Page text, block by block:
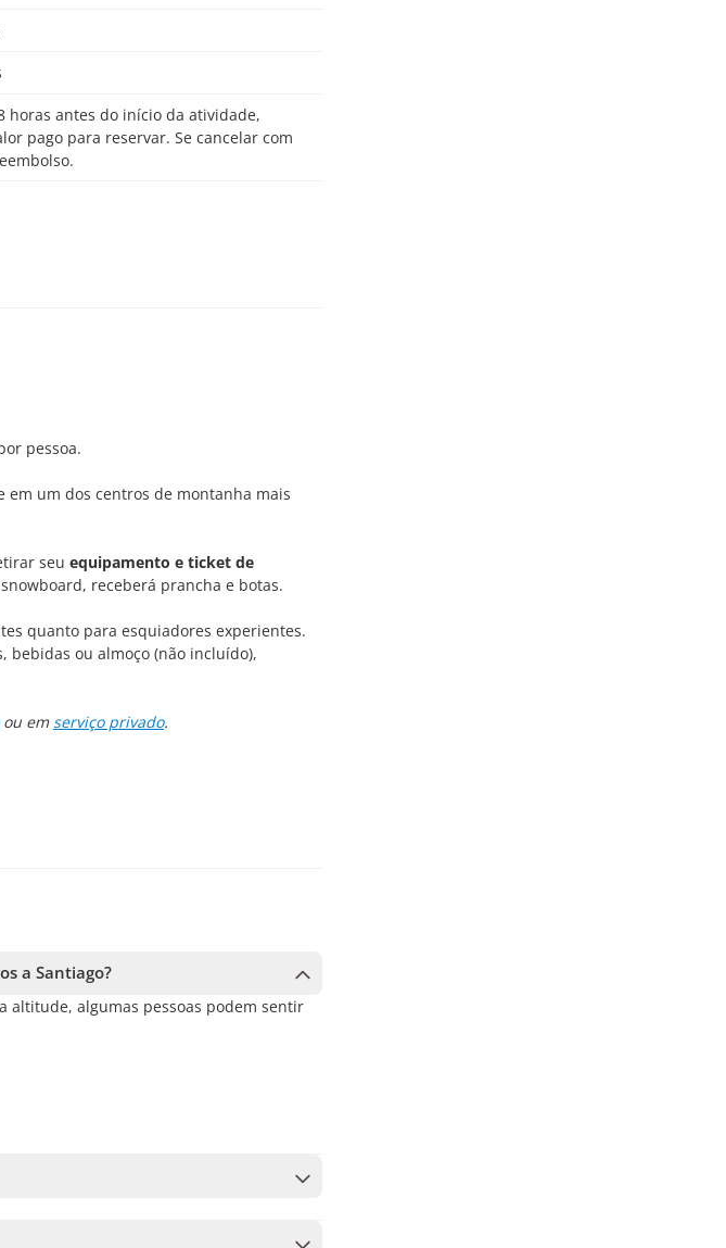
pago para reservar. Se cancelar com
pessoa.
um dos centros de montanha mais
seu equipamento e ticket de
receberá prancha e botas.
quanto para esquiadores experientes.
bebidas ou almoço (não incluído),
ou emserviço privado.
a Santiago?
altitude, algumas pessoas podem sentir
a prancha e as botas.